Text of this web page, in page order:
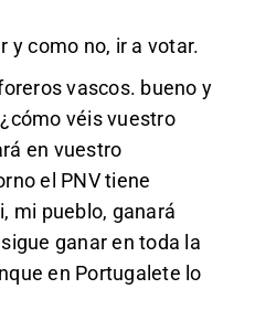
y como no, ir a votar.
vascos. bueno y
véis vuestro
en vuestro
el PNV tiene
mi pueblo, ganará
ganar en toda la
en Portugalete lo